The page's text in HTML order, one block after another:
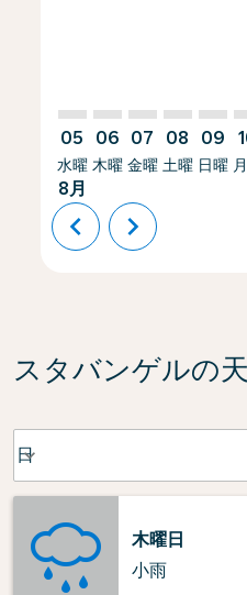
05
水曜
8月
06
木曜
07
金曜
08
土曜
09
日曜
chevron_left chevron_right
スタバンゲルの
Weather unit option 日
日
keyboard_arrow_down
木曜日
小雨